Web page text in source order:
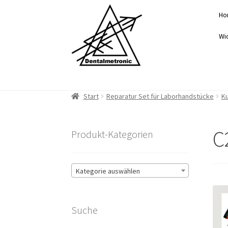
Navigation
springen
springen
Start
Reparatur Set für Laborhandstücke
Produkt-Kategorien
Kategorie auswählen
Suche